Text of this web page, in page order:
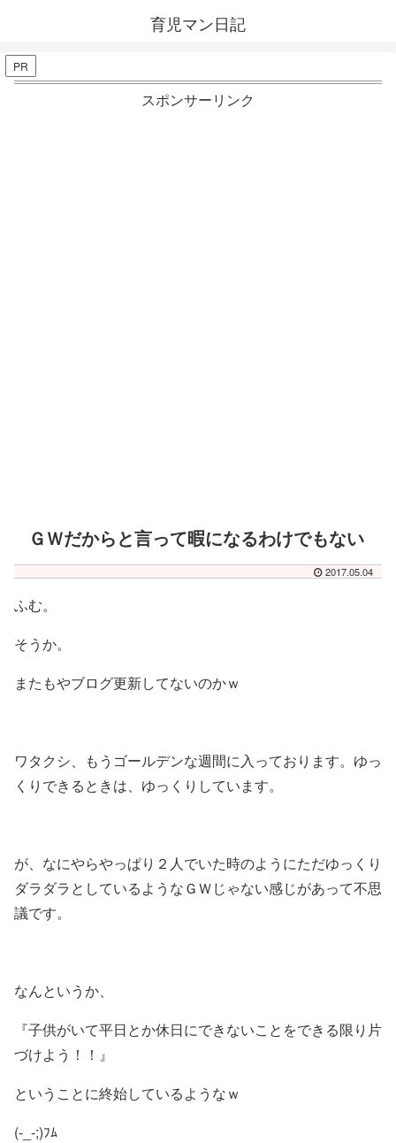
育児マン日記
PR
スポンサーリンク
ＧＷだからと言って暇になるわけでもない
2017.05.04
ふむ。
そうか。
またもやブログ更新してないのかｗ
ワタクシ、もうゴールデンな週間に入っております。ゆっ
くりできるときは、ゆっくりしています。
が、なにやらやっぱり２人でいた時のようにただゆっくり
ダラダラとしているようなＧＷじゃない感じがあって不思
議です。
なんというか、
『子供がいて平日とか休日にできないことをできる限り片
づけよう！！』
ということに終始しているようなｗ
(-_-;)ﾌﾑ